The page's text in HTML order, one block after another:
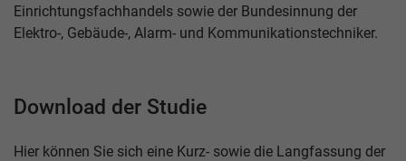
Einrichtungsfachhandels sowie der Bundesinnung der
Elektro-, Gebäude-, Alarm- und Kommunikationstechniker.
Download der Studie
Hier können Sie sich eine Kurz- sowie die Langfassung der